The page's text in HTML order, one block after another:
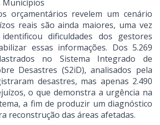
Municípios
orçamentários revelem um cenário
reais são ainda maiores, uma vez
dificuldades dos gestores
essas informações. Dos 5.269
no Sistema Integrado de
Desastres (S2iD), analisados pela
desastres, mas apenas 2.490
o que demonstra a urgência na
a fim de produzir um diagnóstico
reconstrução das áreas afetadas.